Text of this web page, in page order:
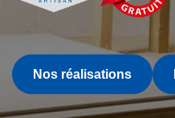
Nos réalisations